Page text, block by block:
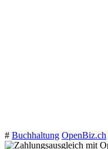
# Buchhaltung OpenBiz.ch